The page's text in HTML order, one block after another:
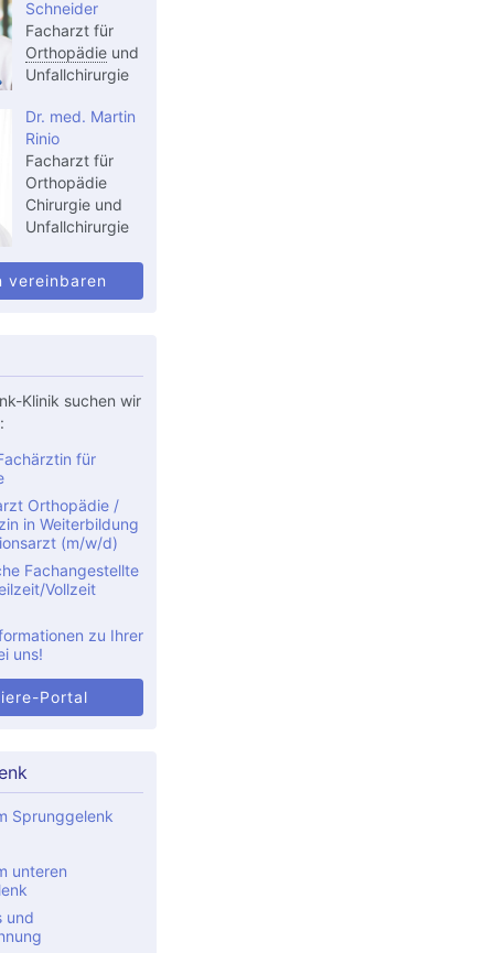
Schneider
Facharzt für
Orthopädieund
Unfallchirurgie
Dr. med. Martin
Rinio
Facharzt für
Orthopädie
Chirurgie und
Unfallchirurgie
vereinbaren
Klinik suchen wir
für
Orthopädie /
in Weiterbildung
(m/w/d)
Fachangestellte
Vollzeit
zu Ihrer
uns!
Portal
Sprunggelenk
unteren
und